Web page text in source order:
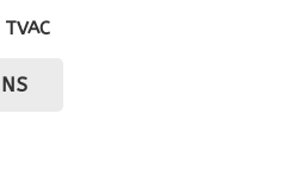
:
TVAC